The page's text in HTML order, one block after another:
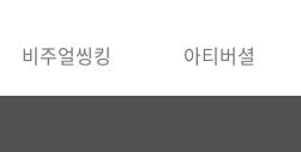
비주얼씽킹 아티버셜